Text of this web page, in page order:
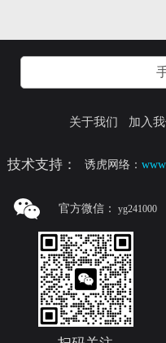
关于我们 加入
技术支持： 诱虎网络：
官方微信： yg241000